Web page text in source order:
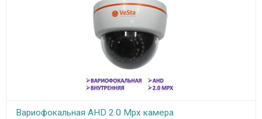
Вариофокальная AHD 2.0 Mpx камера